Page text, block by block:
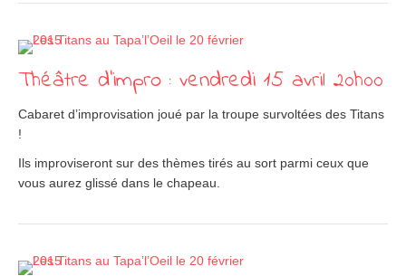
Théâtre d’impro : vendredi 15 avril 20h00
Cabaret d’improvisation joué par la troupe survoltées des Titans
!
Ils improviseront sur des thèmes tirés au sort parmi ceux que
vous aurez glissé dans le chapeau.